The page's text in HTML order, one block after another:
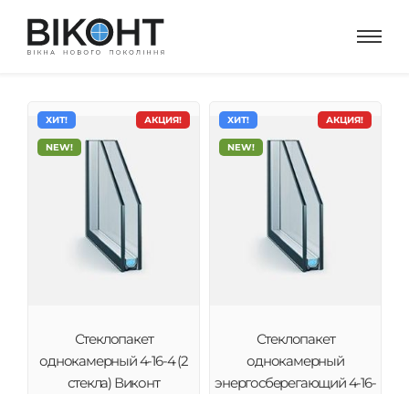
АКЦИЯ!
ХИТ!
NEW!
Стеклопакет
однокамерный 4-16-4 (2
стекла) Виконт
АКЦИЯ!
ХИТ!
NEW!
Стеклопакет
однокамерный
энергосберегающий 4-16-